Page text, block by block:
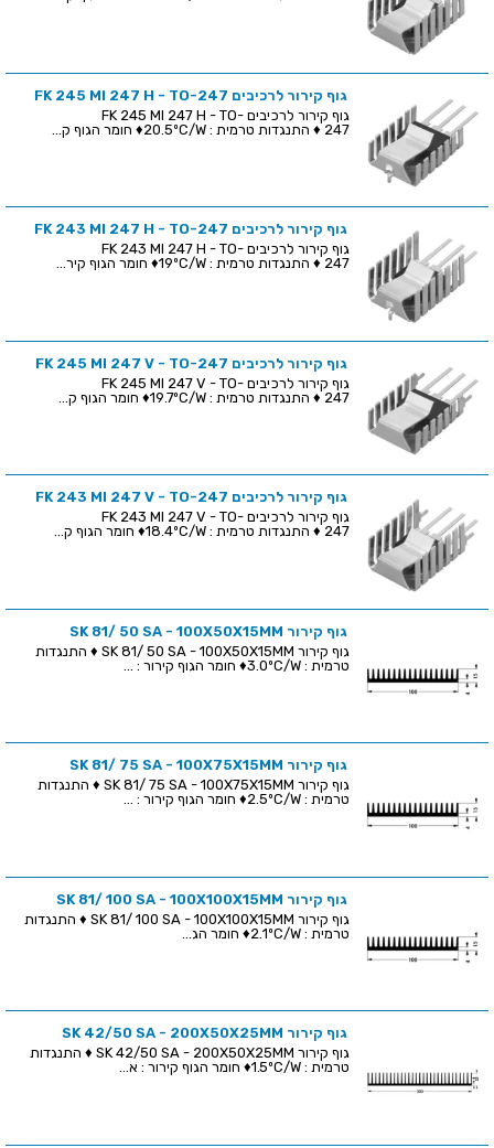
גוף קירור לרכיבים FK 245 MI 247 H - TO-247
גוף קירור לרכיבים FK 245 MI 247 H - TO-
247 ♦ התנגדות טרמית : 20.5ºC/W♦ חומר הגוף ק...
גוף קירור לרכיבים FK 243 MI 247 H - TO-247
גוף קירור לרכיבים FK 243 MI 247 H - TO-
247 ♦ התנגדות טרמית : 19ºC/W♦ חומר הגוף קיר...
גוף קירור לרכיבים FK 245 MI 247 V - TO-247
גוף קירור לרכיבים FK 245 MI 247 V - TO-
247 ♦ התנגדות טרמית : 19.7ºC/W♦ חומר הגוף ק...
גוף קירור לרכיבים FK 243 MI 247 V - TO-247
גוף קירור לרכיבים FK 243 MI 247 V - TO-
247 ♦ התנגדות טרמית : 18.4ºC/W♦ חומר הגוף ק...
גוף קירור SK 81/ 50 SA - 100X50X15MM
גוף קירור SK 81/ 50 SA - 100X50X15MM ♦ התנגדות
טרמית : 3.0ºC/W♦ חומר הגוף קירור : ...
גוף קירור SK 81/ 75 SA - 100X75X15MM
גוף קירור SK 81/ 75 SA - 100X75X15MM ♦ התנגדות
טרמית : 2.5ºC/W♦ חומר הגוף קירור : ...
גוף קירור SK 81/ 100 SA - 100X100X15MM
גוף קירור SK 81/ 100 SA - 100X100X15MM ♦ התנגדות
טרמית : 2.1ºC/W♦ חומר הג...
גוף קירור SK 42/50 SA - 200X50X25MM
גוף קירור SK 42/50 SA - 200X50X25MM ♦ התנגדות
טרמית : 1.5ºC/W♦ חומר הגוף קירור : א...